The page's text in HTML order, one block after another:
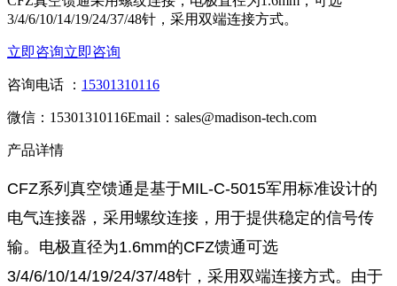
3/4/6/10/14/19/24/37/48针，采用双端连接方式。
立即咨询立即咨询
咨询电话 ： 15301310116
微信：15301310116Email：sales@madison-tech.com
产品详情
CFZ系列真空馈通是基于MIL-C-5015军用标准设计的
电气连接器，采用螺纹连接，用于提供稳定的信号传
输。电极直径为1.6mm的CFZ馈通可选
3/4/6/10/14/19/24/37/48针，采用双端连接方式。由于